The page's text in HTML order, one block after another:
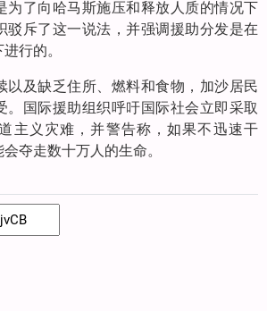
为了向哈马斯施压和释放人质的情况下
驳斥了这一说法，并强调援助分发是在
行的。
以及缺乏住所、燃料和食物，加沙居民
。国际援助组织呼吁国际社会立即采取
主义灾难，并警告称，如果不迅速干
夺走数十万人的生命。